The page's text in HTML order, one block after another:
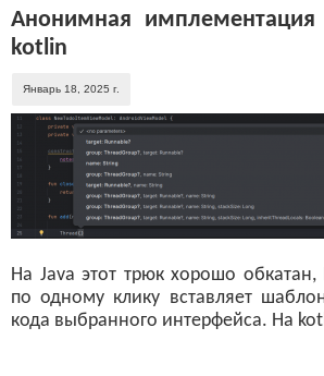
Анонимная имплементация
kotlin
Январь 18, 2025 г.
На Java этот трюк хорошо обкатан,
по одному клику вставляет
кода выбранного интерфейса. На